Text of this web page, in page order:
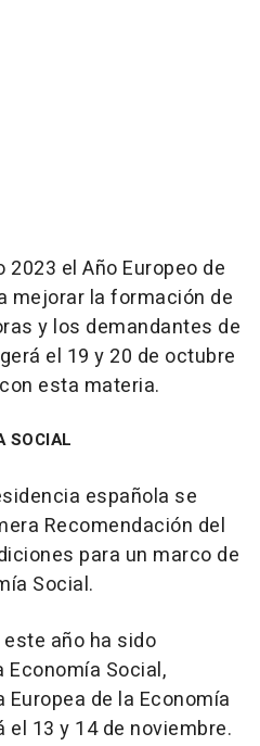
el Año Europeo de
mejorar la formación de
y los demandantes de
el 19 y 20 de octubre
esta materia.
SOCIAL
española se
Recomendación del
para un marco de
Social.
año ha sido
Economía Social,
de la Economía
13 y 14 de noviembre.